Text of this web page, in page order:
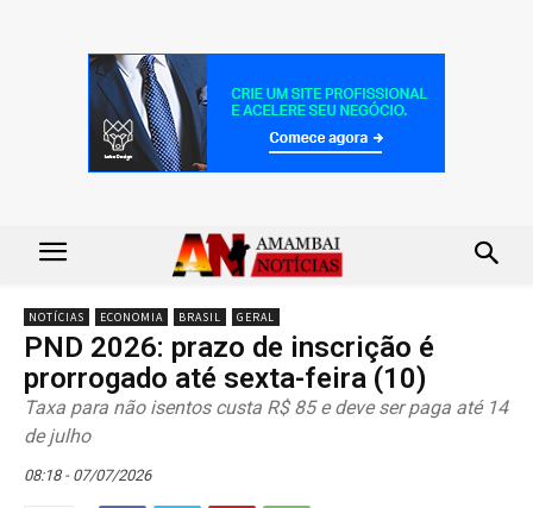
NOTÍCIAS ECONOMIA BRASIL GERAL
PND 2026: prazo de inscrição é
prorrogado até sexta-feira (10)
Taxa para não isentos custa R$ 85 e deve ser paga até 14
de julho
08:18 - 07/07/2026